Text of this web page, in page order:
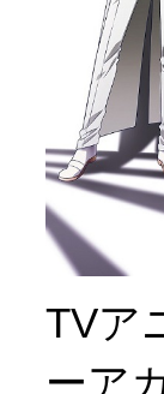
TVア
ーア